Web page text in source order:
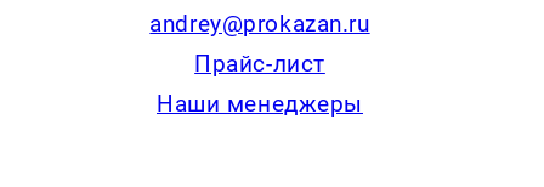
andrey@prokazan.ru
Прайс-лист
Наши менеджеры